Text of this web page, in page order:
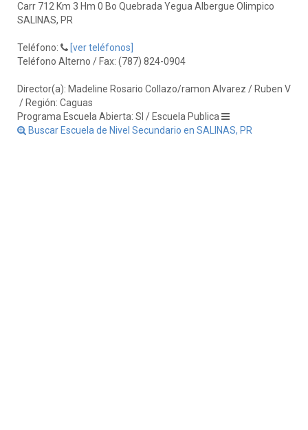
Carr 712 Km 3 Hm 0 Bo Quebrada Yegua Albergue Olimpico
SALINAS, PR
Teléfono:
[ver teléfonos]
Teléfono Alterno / Fax: (787) 824-0904
Director(a): Madeline Rosario Collazo/ramon Alvarez / Ruben V
/ Región: Caguas
Programa Escuela Abierta: SI / Escuela Publica
Buscar Escuela de Nivel Secundario en SALINAS, PR